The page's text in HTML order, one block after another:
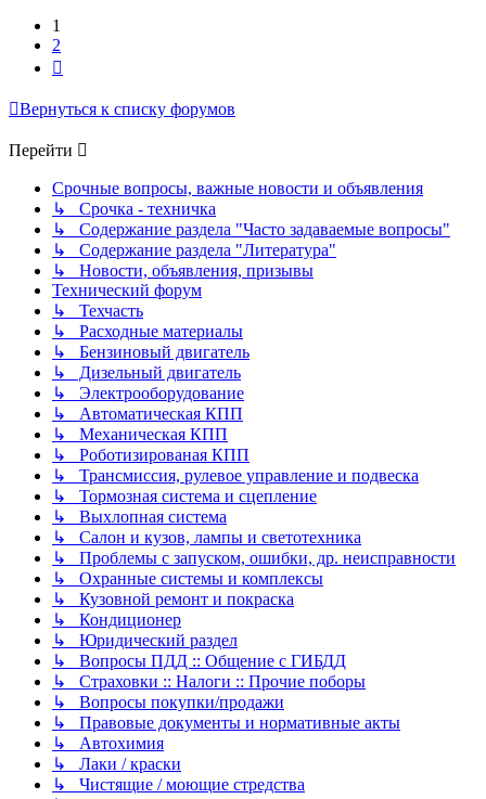
1
2
Вернуться к списку форумов
Перейти
Срочные вопросы, важные новости и объявления
↳ Срочка - техничка
↳ Содержание раздела "Часто задаваемые вопросы"
↳ Содержание раздела "Литература"
↳ Новости, объявления, призывы
Технический форум
↳ Техчасть
↳ Расходные материалы
↳ Бензиновый двигатель
↳ Дизельный двигатель
↳ Электрооборудование
↳ Автоматическая КПП
↳ Механическая КПП
↳ Роботизированая КПП
↳ Трансмиссия, рулевое управление и подвеска
↳ Тормозная система и сцепление
↳ Выхлопная система
↳ Салон и кузов, лампы и светотехника
↳ Проблемы с запуском, ошибки, др. неисправности
↳ Охранные системы и комплексы
↳ Кузовной ремонт и покраска
↳ Кондиционер
↳ Юридический раздел
↳ Вопросы ПДД :: Общение с ГИБДД
↳ Страховки :: Налоги :: Прочие поборы
↳ Вопросы покупки/продажи
↳ Правовые документы и нормативные акты
↳ Автохимия
↳ Лаки / краски
↳ Чистящие / моющие стредства